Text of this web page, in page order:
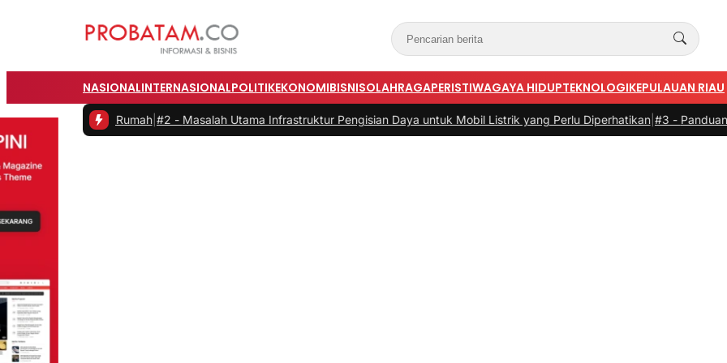
NASIONALINTERNASIONALPOLITIKEKONOMIBISNISOLAHRAGAPERISTIWAGAYA HIDUPTEKNOLOGIKEPULAUAN RIAU
Rumah #2 - Masalah Utama Infrastruktur Pengisian Daya untuk Mobil Listrik yang Perlu Diperhatikan|#3 -Panduan Belanja Online